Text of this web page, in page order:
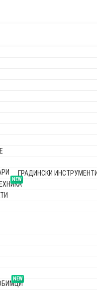
ГРАДИНСКИ
NEW
NEW